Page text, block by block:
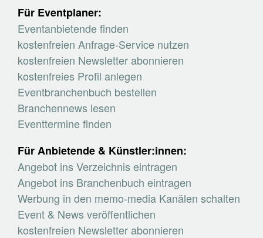
Für Eventplaner:
Eventanbietende finden
kostenfreien Anfrage-Service nutzen
kostenfreien Newsletter abonnieren
kostenfreies Profil anlegen
Eventbranchenbuch bestellen
Branchennews lesen
Eventtermine finden
Für Anbietende & Künstler:innen:
Angebot ins Verzeichnis eintragen
Angebot ins Branchenbuch eintragen
Werbung in den memo-media Kanälen schalten
Event & News veröffentlichen
kostenfreien Newsletter abonnieren